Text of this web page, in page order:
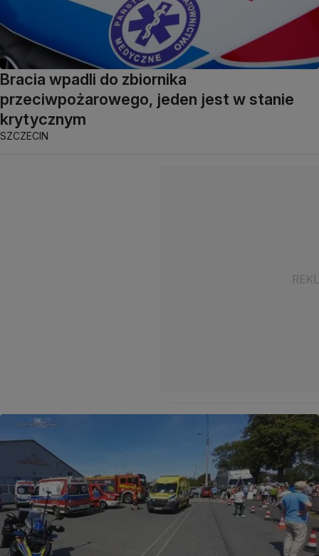
Bracia wpadli do zbiornika
przeciwpożarowego, jeden jest w stanie
krytycznym
SZCZECIN